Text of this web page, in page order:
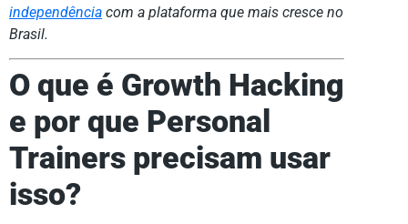
independência com a plataforma que mais cresce no
Brasil.
O que é Growth Hacking
e por que Personal
Trainers precisam usar
isso?